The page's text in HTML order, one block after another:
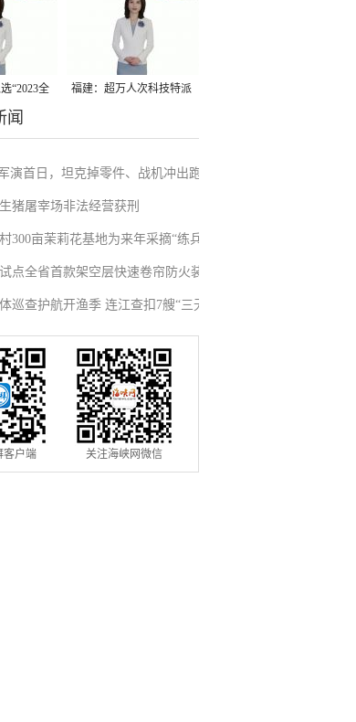
“2023全
强县”
福建：超万人次科技特派
闻
演首日，坦克掉零件、战机冲出跑
逃跑……螺丝都拧不紧，台军能打
猪屠宰场非法经营获刑
300亩茉莉花基地为来年采摘“练兵”
点全省首款架空层快速卷帘防火装
巡查护航开渔季 连江查扣7艘“三无”
客户端 关注海峡网微信